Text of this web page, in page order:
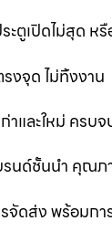
ะตูเปิดไม่สุด ห
งจุด ไม่ทิ้งงาน
าและใหม่ ครบจ
บรนด์ชั้นนำ คุณ
จัดส่ง พร้อมก